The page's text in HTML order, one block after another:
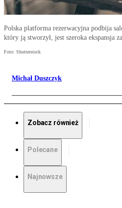
Polska platforma rezerwacyjna podbija
który ją stworzył, jest szeroka ekspansja
Foto: Shutterstock
Michał Duszczyk
Zobacz również
Polecane
Najnowsze